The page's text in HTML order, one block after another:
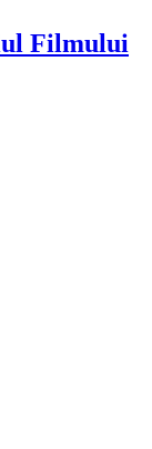
Filmului